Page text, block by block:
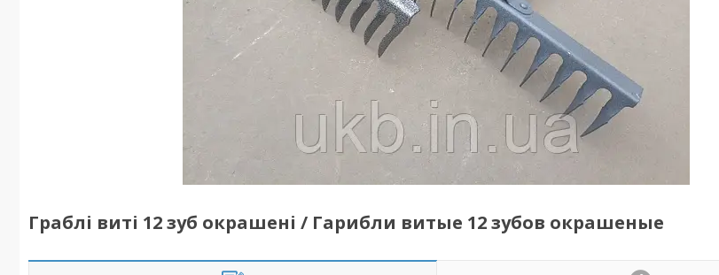
Граблі виті 12 зуб окрашені / Гарибли витые 12 зубов окрашеные